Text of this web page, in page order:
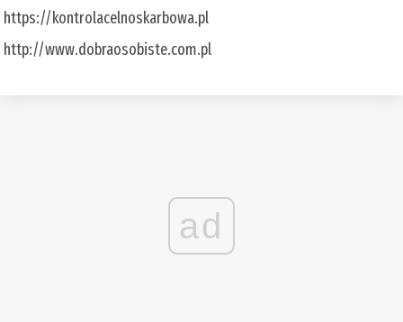
https://kontrolacelnoskarbowa.pl
http://www.dobraosobiste.com.pl
ad